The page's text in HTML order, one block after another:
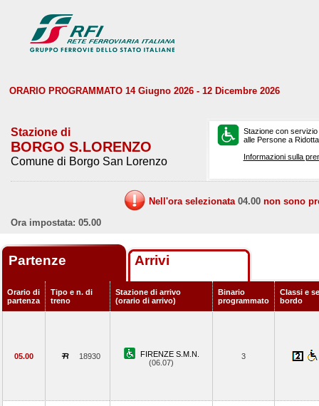
ORARIO PROGRAMMATO 14 Giugno 2026 - 12 Dicembre 2026
Stazione di
BORGO S.LORENZO
Comune di Borgo San Lorenzo
Stazione con
alle Persone a
Informazioni sulla
Nell'ora selezionata 04.00 non sono
Ora impostata: 05.00
Partenze Arrivi
Orario di
partenza
Tipo e n. di
treno
Stazione di arrivo
(orario di arrivo)
Binario
programmato
Classi e
bordo
05.00 18930
FIRENZE S.M.N.
(06.07)
3